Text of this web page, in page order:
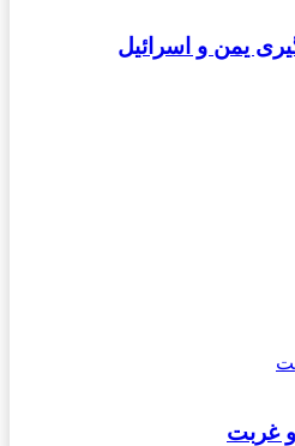
یمن و اسرائیل
غربت